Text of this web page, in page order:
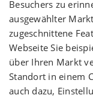
Besuchers zu
ausgewählter
zugeschnittene
Webseite Sie
über Ihren Markt
Standort in einem
auch dazu,